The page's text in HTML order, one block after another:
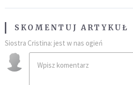
SKOMENTUJ ARTYKUŁ
Siostra Cristina: jest w nas ogień